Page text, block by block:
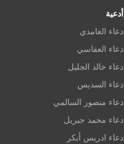
أدعية
دعاء الغامدي
دعاء العفاسي
دعاء خالد الجليل
دعاء السديس
دعاء منصور السالمي
دعاء محمد جبريل
دعاء ادريس أبكر